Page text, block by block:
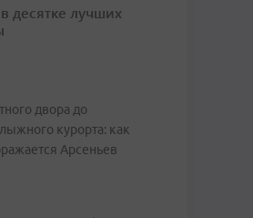
десятке лучших
двора до
курорта: как
Арсеньев